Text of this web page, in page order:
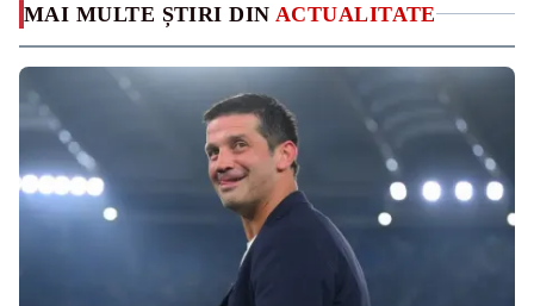
MAI MULTE ȘTIRI DIN ACTUALITATE